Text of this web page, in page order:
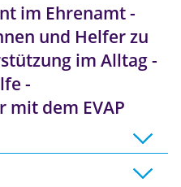
im Ehrenamt -
und Helfer zu
im Alltag -
-
mit dem EVAP